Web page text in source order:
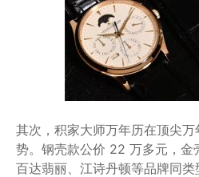
其次，积家大师万年历在顶尖
势。钢壳款公价 22 万多元，金
百达翡丽、江诗丹顿等品牌同类